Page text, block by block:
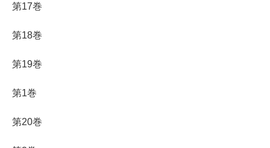
第17巻
第18巻
第19巻
第1巻
第20巻